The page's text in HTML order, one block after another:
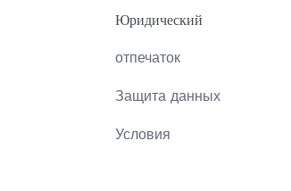
Юридический
отпечаток
Защита данных
Условия